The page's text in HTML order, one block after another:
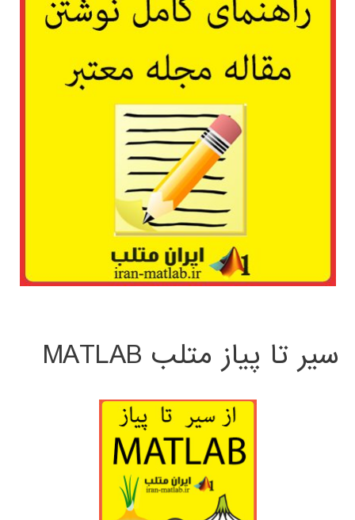
سیر تا پیاز متلب MATLAB